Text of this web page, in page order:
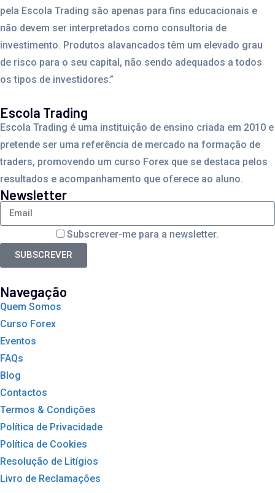
pela Escola Trading são apenas para fins educacionais e
não devem ser interpretados como consultoria de
investimento. Produtos alavancados têm um elevado grau
de risco para o seu capital, não sendo adequados a todos
os tipos de investidores.”
Escola Trading
Escola Trading é uma instituição de ensino criada em 2010 e
pretende ser uma referência de mercado na formação de
traders, promovendo um curso Forex que se destaca pelos
resultados e acompanhamento que oferece ao aluno.
Newsletter
Subscrever-me para a newsletter.
SUBSCREVER
Navegação
Quem Somos
Curso Forex
Eventos
FAQs
Blog
Contactos
Termos & Condições
Política de Privacidade
Política de Cookies
Resolução de Litígios
Livro de Reclamações